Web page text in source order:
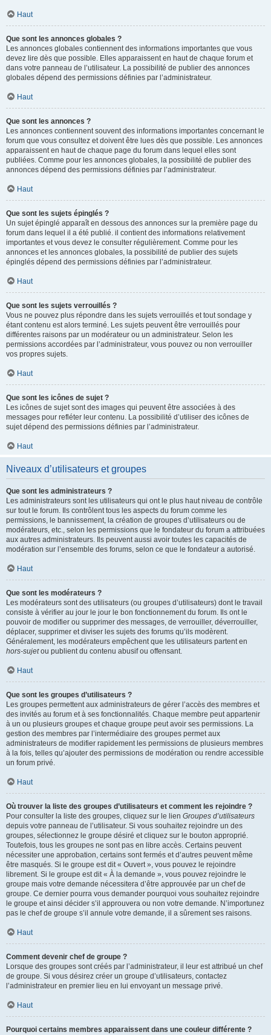
Haut
Que sont les annonces globales ?
Les annonces globales contiennent des informations importantes que vous
devez lire dès que possible. Elles apparaissent en haut de chaque forum et
dans votre panneau de l’utilisateur. La possibilité de publier des annonces
globales dépend des permissions définies par l’administrateur.
Haut
Que sont les annonces ?
Les annonces contiennent souvent des informations importantes concernant le
forum que vous consultez et doivent être lues dès que possible. Les annonces
apparaissent en haut de chaque page du forum dans lequel elles sont
publiées. Comme pour les annonces globales, la possibilité de publier des
annonces dépend des permissions définies par l’administrateur.
Haut
Que sont les sujets épinglés ?
Un sujet épinglé apparaît en dessous des annonces sur la première page du
forum dans lequel il a été publié. il contient des informations relativement
importantes et vous devez le consulter régulièrement. Comme pour les
annonces et les annonces globales, la possibilité de publier des sujets
épinglés dépend des permissions définies par l’administrateur.
Haut
Que sont les sujets verrouillés ?
Vous ne pouvez plus répondre dans les sujets verrouillés et tout sondage y
étant contenu est alors terminé. Les sujets peuvent être verrouillés pour
différentes raisons par un modérateur ou un administrateur. Selon les
permissions accordées par l’administrateur, vous pouvez ou non verrouiller
vos propres sujets.
Haut
Que sont les icônes de sujet ?
Les icônes de sujet sont des images qui peuvent être associées à des
messages pour refléter leur contenu. La possibilité d’utiliser des icônes de
sujet dépend des permissions définies par l’administrateur.
Haut
Niveaux d’utilisateurs et groupes
Que sont les administrateurs ?
Les administrateurs sont les utilisateurs qui ont le plus haut niveau de contrôle
sur tout le forum. Ils contrôlent tous les aspects du forum comme les
permissions, le bannissement, la création de groupes d’utilisateurs ou de
modérateurs, etc., selon les permissions que le fondateur du forum a attribuées
aux autres administrateurs. Ils peuvent aussi avoir toutes les capacités de
modération sur l’ensemble des forums, selon ce que le fondateur a autorisé.
Haut
Que sont les modérateurs ?
Les modérateurs sont des utilisateurs (ou groupes d’utilisateurs) dont le travail
consiste à vérifier au jour le jour le bon fonctionnement du forum. Ils ont le
pouvoir de modifier ou supprimer des messages, de verrouiller, déverrouiller,
déplacer, supprimer et diviser les sujets des forums qu’ils modèrent.
Généralement, les modérateurs empêchent que les utilisateurs partent en
hors-sujetou publient du contenu abusif ou offensant.
Haut
Que sont les groupes d’utilisateurs ?
Les groupes permettent aux administrateurs de gérer l’accès des membres et
des invités au forum et à ses fonctionnalités. Chaque membre peut appartenir
à un ou plusieurs groupes et chaque groupe peut avoir ses permissions. La
gestion des membres par l’intermédiaire des groupes permet aux
administrateurs de modifier rapidement les permissions de plusieurs membres
à la fois, telles qu’ajouter des permissions de modération ou rendre accessible
un forum privé.
Haut
Où trouver la liste des groupes d’utilisateurs et comment les rejoindre ?
Pour consulter la liste des groupes, cliquez sur le lien Groupes d’utilisateurs
depuis votre panneau de l’utilisateur. Si vous souhaitez rejoindre un des
groupes, sélectionnez le groupe désiré et cliquez sur le bouton approprié.
Toutefois, tous les groupes ne sont pas en libre accès. Certains peuvent
nécessiter une approbation, certains sont fermés et d’autres peuvent même
être masqués. Si le groupe est dit « Ouvert », vous pouvez le rejoindre
librement. Si le groupe est dit « À la demande », vous pouvez rejoindre le
groupe mais votre demande nécessitera d’être approuvée par un chef de
groupe. Ce dernier pourra vous demander pourquoi vous souhaitez rejoindre
le groupe et ainsi décider s’il approuvera ou non votre demande. N’importunez
pas le chef de groupe s’il annule votre demande, il a sûrement ses raisons.
Haut
Comment devenir chef de groupe ?
Lorsque des groupes sont créés par l’administrateur, il leur est attribué un chef
de groupe. Si vous désirez créer un groupe d’utilisateurs, contactez
l’administrateur en premier lieu en lui envoyant un message privé.
Haut
Pourquoi certains membres apparaissent dans une couleur différente ?